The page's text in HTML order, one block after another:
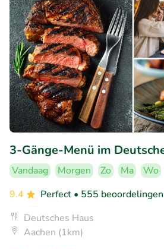
3-Gänge-Menü im
Vandaag Morgen Zo Ma Wo
9.4
Perfect • 555 beoordelingen
Deutsches Haus
Aachen (1km)